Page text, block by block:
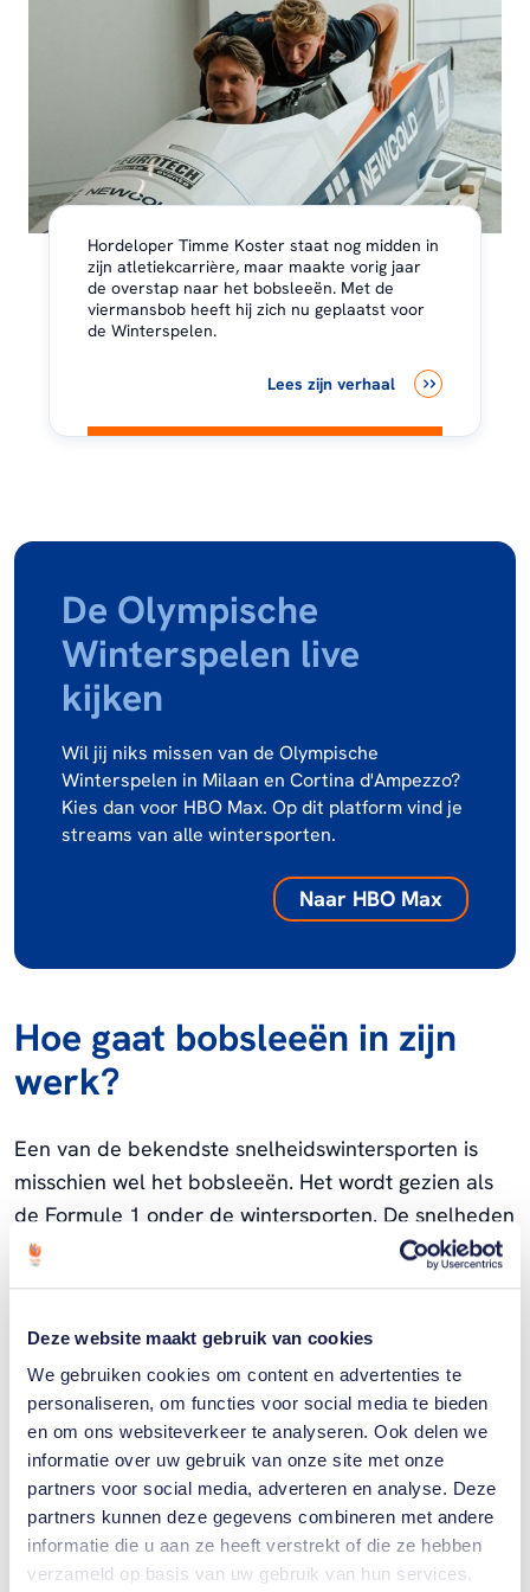
Deze website maakt gebruik van cookies
We gebruiken cookies om content en advertenties te
personaliseren, om functies voor social media te bieden
en om ons websiteverkeer te analyseren. Ook delen we
informatie over uw gebruik van onze site met onze
partners voor social media, adverteren en analyse. Deze
partners kunnen deze gegevens combineren met andere
informatie die u aan ze heeft verstrekt of die ze hebben
verzameld op basis van uw gebruik van hun services.
Hordeloper Timme Koster staat nog midden in
zijn atletiekcarrière, maar maakte vorig jaar
de overstap naar het bobsleeën. Met de
viermansbob heeft hij zich nu geplaatst voor
de Winterspelen.
Lees zijn verhaal
De Olympische
Winterspelen live
kijken
Wil jij niks missen van de Olympische
Winterspelen in Milaan en Cortina d'Ampezzo?
Kies dan voor HBO Max. Op dit platform vind je
streams van alle wintersporten.
Naar HBO Max
Hoe gaat bobsleeën in zijn
werk?
Een van de bekendste snelheidswintersporten is
misschien wel het bobsleeën. Het wordt gezien als
de Formule 1 onder de wintersporten. De snelheden
die worden bereikt op het ijsparcours zijn
onvoorstelbaar. Er gebeurt van alles in de bob wat
We zochten het voor je uit.
Staande start
Een bob glijdt over twee glij-ijzers over het parcours.
De voorste twee zijn draaibaar. Op die manier kan
er op de baan worden gestuurd. Bij het bobsleeën
begint het op de baan langzaam, maar na de sprint